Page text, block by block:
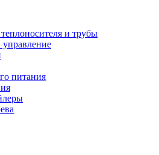
и трубы
управление
питания